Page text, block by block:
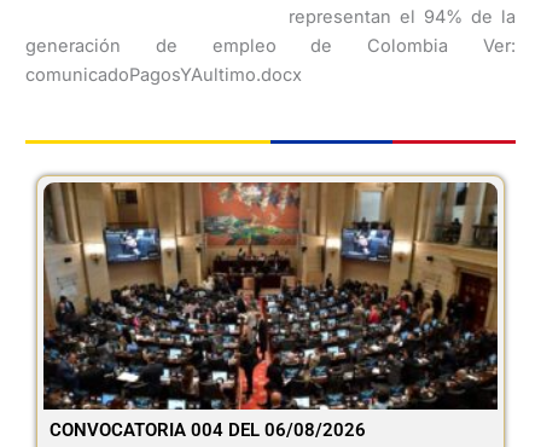
representan el 94% de la
generación de empleo de Colombia Ver:
comunicadoPagosYAultimo.docx
CONVOCATORIA 004 DEL 06/08/2026